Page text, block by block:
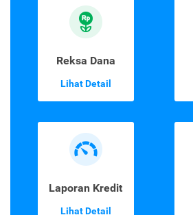
Reksa Dana
Lihat Detail
Laporan Kredit
Lihat Detail